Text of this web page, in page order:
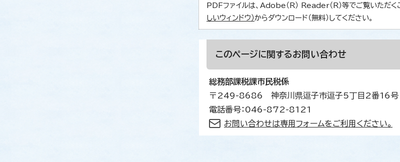
PDFファイルは、Adobe（R） Reader（R）等でご覧いただ
しいウィンドウ）からダウンロード（無料）してください。
このページに関するお問い合わせ
総務部課税課市民税係
〒249-8686 神奈川県逗子市逗子5丁目2番16号
電話番号：046-872-8121
お問い合わせは専用フォームをご利用ください。